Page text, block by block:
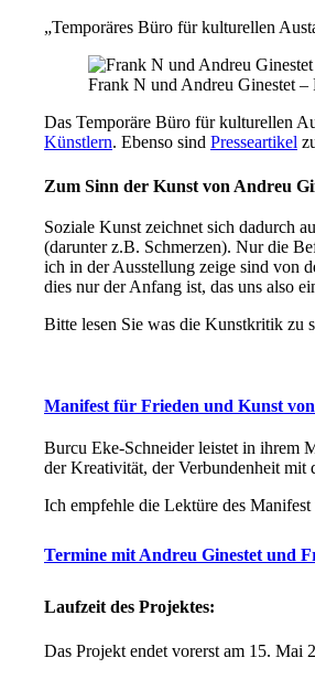
„Temporäres Büro für kulturellen
Frank N und Andreu Ginestet –
Das Temporäre Büro für kulturellen
Künstlern. Ebenso sind Presseartikel
Zum Sinn der Kunst von Andreu
Soziale Kunst zeichnet sich dadurch
(darunter z.B. Schmerzen). Nur die
ich in der Ausstellung zeige sind von
dies nur der Anfang ist, das uns also
Bitte lesen Sie was die Kunstkritik zu
Manifest für Frieden und Kunst
Burcu Eke-Schneider leistet in ihrem
der Kreativität, der Verbundenheit mit
Ich empfehle die Lektüre des
Termine mit Andreu Ginestet und
Laufzeit des Projektes:
Das Projekt endet vorerst am 15. Mai